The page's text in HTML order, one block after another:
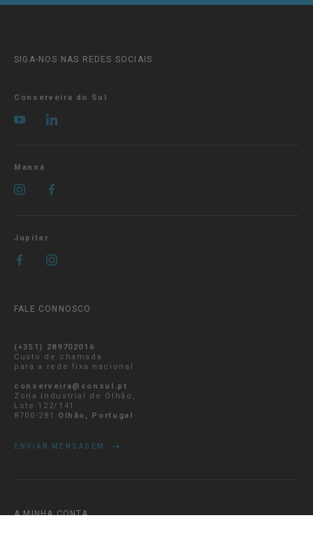
SIGA-NOS NAS REDES SOCIAIS
Conserveira do Sul
Manná
Jupiter
FALE CONNOSCO
(+351) 289702016
Custo de chamada
para a rede fixa nacional
conserveira@consul.pt
Zona Industrial de Olhão,
Lote 122/141
8700-281 Olhão, Portugal
ENVIAR MENSAGEM
A MINHA CONTA